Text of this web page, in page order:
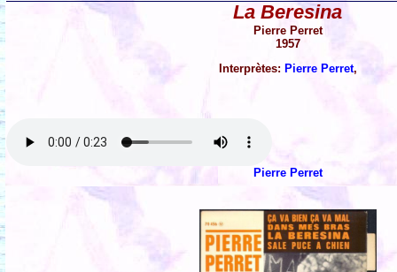
La Beresina
Pierre Perret
1957
Interprètes: Pierre Perret,
Pierre Perret